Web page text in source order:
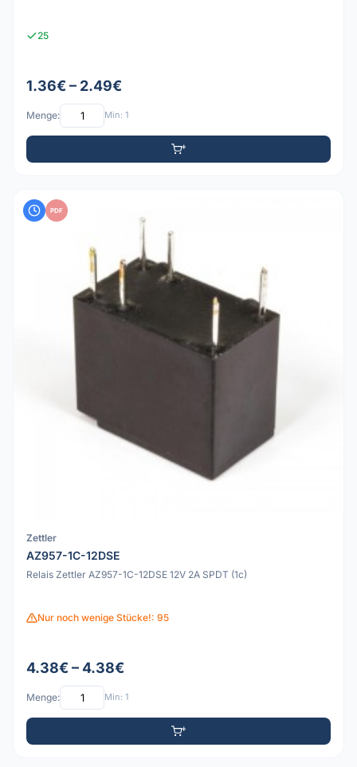
25
1.36€ – 2.49€
Menge: Min: 1
PDF
Zettler
AZ957-1C-12DSE
Relais Zettler AZ957-1C-12DSE 12V 2A SPDT (1c)
Nur noch wenige Stücke!: 95
4.38€ – 4.38€
Menge: Min: 1